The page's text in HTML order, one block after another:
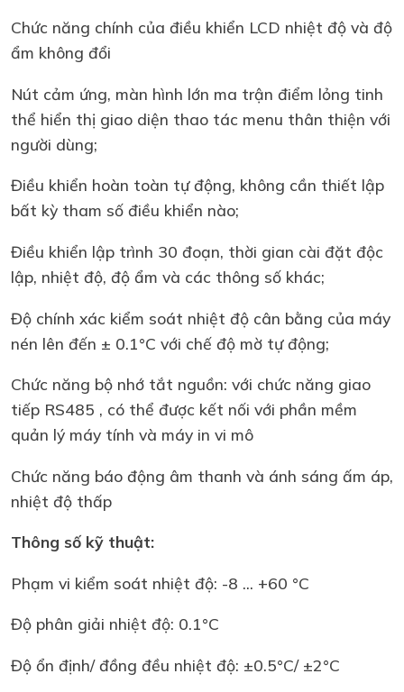
Chức năng chính của điều khiển LCD nhiệt độ và độ
ẩm không đổi
Nút cảm ứng, màn hình lớn ma trận điểm lỏng tinh
thể hiển thị giao diện thao tác menu thân thiện với
người dùng;
Điều khiển hoàn toàn tự động, không cần thiết lập
bất kỳ tham số điều khiển nào;
Điều khiển lập trình 30 đoạn, thời gian cài đặt độc
lập, nhiệt độ, độ ẩm và các thông số khác;
Độ chính xác kiểm soát nhiệt độ cân bằng của máy
nén lên đến ± 0.1°C với chế độ mờ tự động;
Chức năng bộ nhớ tắt nguồn: với chức năng giao
tiếp RS485 , có thể được kết nối với phần mềm
quản lý máy tính và máy in vi mô
Chức năng báo động âm thanh và ánh sáng ấm áp,
nhiệt độ thấp
Thông số kỹ thuật:
Phạm vi kiểm soát nhiệt độ: -8 ... +60 °C
Độ phân giải nhiệt độ: 0.1°C
Độ ổn định/ đồng đều nhiệt độ: ±0.5°C/ ±2°C